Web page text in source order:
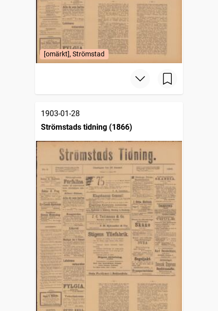
[omärkt], Strömstad
1903-01-28
Strömstads tidning (1866)